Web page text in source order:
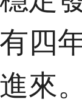
四
來